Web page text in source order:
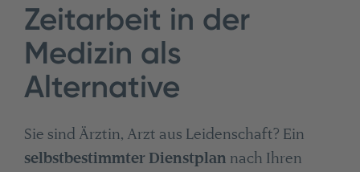
Zeitarbeit in der
Medizin als
Alternative
Sie sind Ärztin, Arzt aus Leidenschaft? Ein
selbstbestimmter Dienstplan nach Ihren